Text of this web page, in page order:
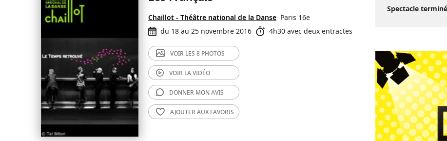
Chaillot - Théâtre national de la Danse Paris 16e
du 18 au 25 novembre 2016
4h30 avec deux entractes
VOIR LES 8 PHOTOS
VOIR LAVIDÉO
DONNER MON AVIS
AJOUTER AUX FAVORIS
Spectacle